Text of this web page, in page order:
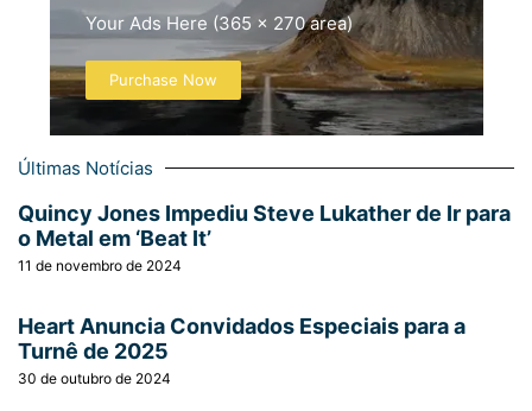
Your Ads Here (365 x 270 area)
Purchase Now
Últimas Notícias
Quincy Jones Impediu Steve Lukather de Ir para
o Metal em ‘Beat It’
11 de novembro de 2024
Heart Anuncia Convidados Especiais para a
Turnê de 2025
30 de outubro de 2024